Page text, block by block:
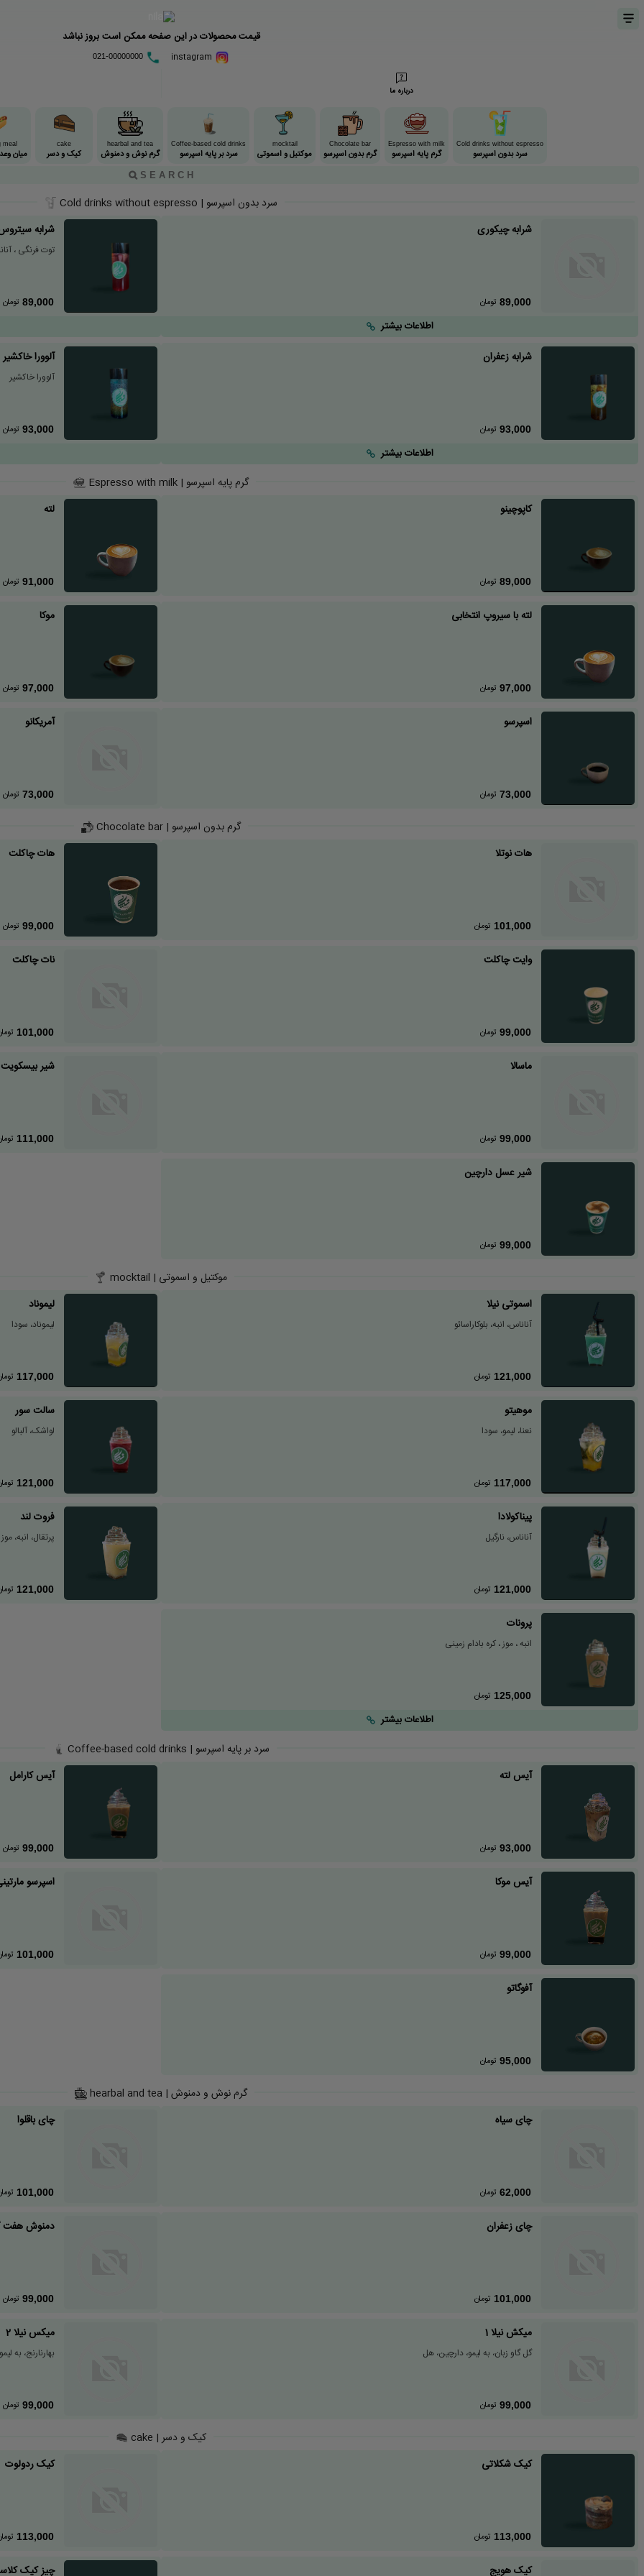
قیمت محصولات در این صفحه ممکن است بروز نباشد
021-00000000
درباره ما
Cold drinks without espresso
سرد بدون اسپرسو
Espresso with milk
گرم پایه اسپرسو
Chocolate bar
گرم بدون اسپرسو
mocktail
موکتیل و اسموتی
Coffee-based cold drinks
سرد بر پایه اسپرسو
hearbal and tea
گرم نوش و دمنوش
cake
کیک و دسر
meal
میان
سرد بدون اسپرسو | Cold drinks without espresso
شرابه چیکوری
89,000 تومان
اطلاعات بیشتر
شرابه
توت فرنگی ،
89,000 تومان
شرابه زعفران
93,000 تومان
اطلاعات بیشتر
آلوورا خاکشیر
آلوورا خاکشیر
93,000 تومان
گرم پایه اسپرسو | Espresso with milk
کاپوچینو
89,000 تومان
لته
91,000 تومان
لته با سیروپ انتخابی
97,000 تومان
موکا
97,000 تومان
اسپرسو
73,000 تومان
آمریکانو
73,000 تومان
گرم بدون اسپرسو | Chocolate bar
هات نوتلا
101,000 تومان
هات چاکلت
99,000 تومان
وایت چاکلت
99,000 تومان
نات چاکلت
101,000
ماسالا
99,000 تومان
شیر بیسکویت
111,000
شیر عسل دارچین
99,000 تومان
موکتیل و اسموتی | mocktail
اسموتی نیلا
آناناس، انبه، بلوکاراسائو
121,000 تومان
لیموناد
لیموناد، سودا
117,000
موهیتو
نعنا، لیمو، سودا
117,000 تومان
سالت سور
لواشک، آلبالو
121,000
پیناکولادا
آناناس، نارگیل
121,000 تومان
فروت لند
پرتقال، انبه، موز
121,000
پرونات
انبه ، موز ، کره بادام زمینی
125,000 تومان
اطلاعات بیشتر
سرد بر پایه اسپرسو | Coffee-based cold drinks
آیس لته
93,000 تومان
آیس کارامل
99,000 تومان
آیس موکا
99,000 تومان
اسپرسو
101,000
آفوگاتو
95,000 تومان
گرم نوش و دمنوش | hearbal and tea
چای سیاه
62,000 تومان
چای باقلوا
101,000
چای زعفران
101,000 تومان
دمنوش هفت
99,000 تومان
میکش نیلا 1
گل گاو زبان، به لیمو، دارچین، هل
99,000 تومان
میکس نیلا 2
بهارنارنج، به
99,000 تومان
کیک و دسر | cake
کیک شکلاتی
113,000 تومان
کیک ردولوت
113,000
کیک هویج چیز کیک